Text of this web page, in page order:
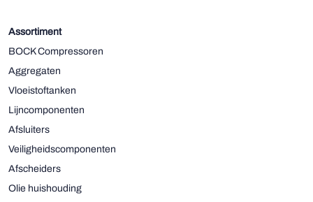
Assortiment
BOCK Compressoren
Aggregaten
Vloeistoftanken
Lijncomponenten
Afsluiters
Veiligheidscomponenten
Afscheiders
Olie huishouding